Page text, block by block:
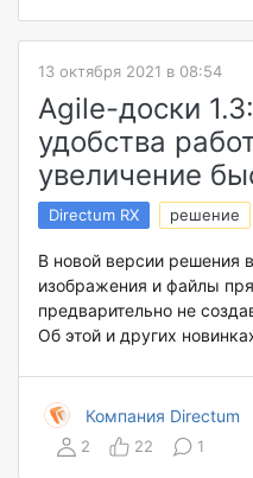
13 октября 2021 в 08:54
Agile-доски
удобства
увеличение
Directum RX решение
В новой версии решения
изображения и файлы
предварительно не
Об этой и других
Компания Directum
2 22 1